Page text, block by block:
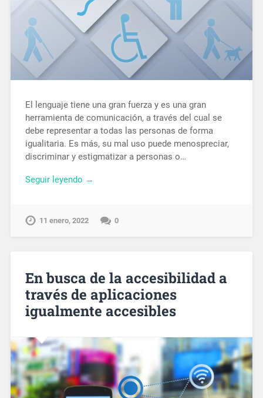
El lenguaje tiene una gran fuerza y es una gran
herramienta de comunicación, a través del cual se
debe representar a todas las personas de forma
igualitaria. Es más, su mal uso puede menospreciar,
discriminar y estigmatizar a personas o…
Seguir leyendo →
11 enero, 2022 0
En busca de la accesibilidad a
través de aplicaciones
igualmente accesibles